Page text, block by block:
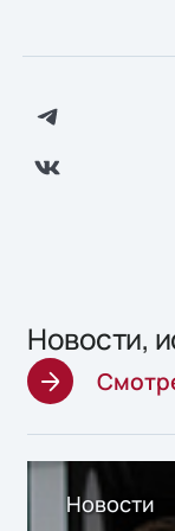
Новости,
Новости